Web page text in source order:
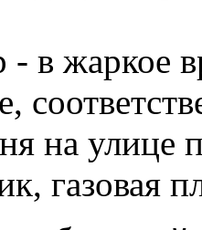
- в жаркое
на улице
газовая